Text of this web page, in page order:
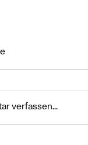
verfassen...